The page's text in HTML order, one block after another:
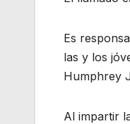
Es
las y los
Humphrey
Al impartir